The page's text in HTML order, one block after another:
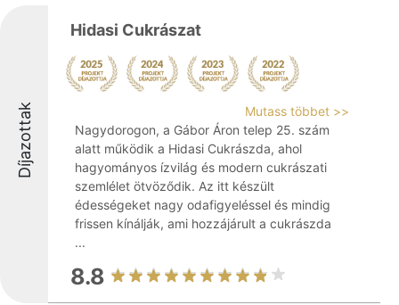
Díjazottak
Hidasi Cukrászat
Mutass többet >>
Nagydorogon, a Gábor Áron telep 25. szám
alatt működik a Hidasi Cukrászda, ahol
hagyományos ízvilág és modern cukrászati
szemlélet ötvöződik. Az itt készült
édességeket nagy odafigyeléssel és mindig
frissen kínálják, ami hozzájárult a cukrászda
...
8.8